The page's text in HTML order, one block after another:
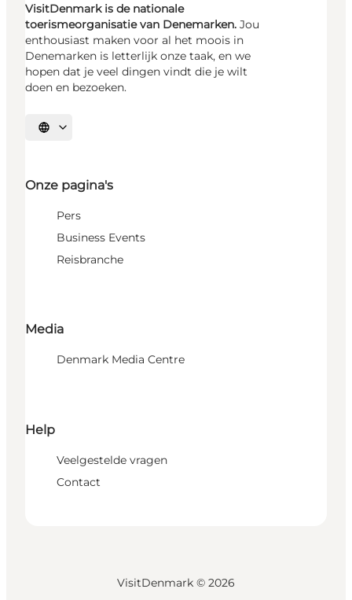
VisitDenmark is de nationale
toerismeorganisatie van Denemarken. Jou
enthousiast maken voor al het moois in
Denemarken is letterlijk onze taak, en we
hopen dat je veel dingen vindt die je wilt
doen en bezoeken.
Selecteer taal
Onze pagina's
Pers
Business Events
Reisbranche
Media
Denmark Media Centre
Help
Veelgestelde vragen
Contact
VisitDenmark © 2026